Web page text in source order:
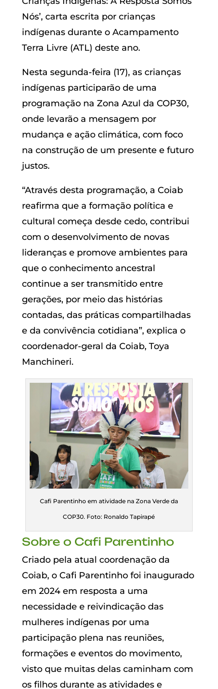
Nós’, carta escrita por crianças
indígenas durante o Acampamento
Terra Livre (ATL) deste ano.
Nesta segunda-feira (17), as crianças
indígenas participarão de uma
programação na Zona Azul da COP30,
onde levarão a mensagem por
mudança e ação climática, com foco
na construção de um presente e futuro
justos.
“Através desta programação, a Coiab
reafirma que a formação política e
cultural começa desde cedo, contribui
com o desenvolvimento de novas
lideranças e promove ambientes para
que o conhecimento ancestral
continue a ser transmitido entre
gerações, por meio das histórias
contadas, das práticas compartilhadas
e da convivência cotidiana”, explica o
coordenador-geral da Coiab, Toya
Manchineri.
Cafi Parentinho em atividade na Zona Verde da
COP30. Foto: Ronaldo Tapirapé
Sobre o Cafi Parentinho
Criado pela atual coordenação da
Coiab, o Cafi Parentinho foi inaugurado
em 2024 em resposta a uma
necessidade e reivindicação das
mulheres indígenas por uma
participação plena nas reuniões,
formações e eventos do movimento,
visto que muitas delas caminham com
os filhos durante as atividades e